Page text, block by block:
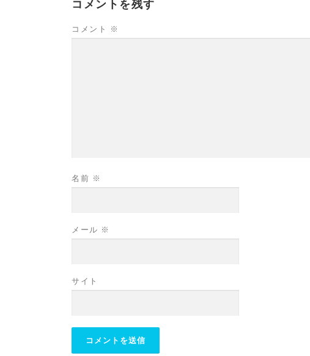
コメントを残す
コメント ※
名前 ※
メール ※
サイト